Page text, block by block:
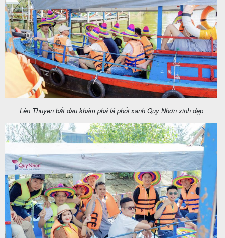
Lên Thuyền bắt đầu khám phá lá phổi xanh Quy Nhơn xinh đẹp